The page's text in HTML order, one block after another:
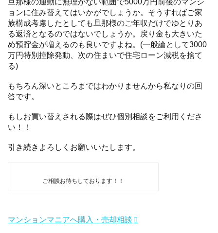
ョンに住み替えてはいかがでしょうか。そうすればご家
族構成考慮したとしても旦那様のご年収だけでゆとりあ
る返済となるのではないでしょうか。戻り金も大きいた
め預貯金が増えるのも良いですよね。(一般論として3000
万円特別控除発動、次の住まいで住宅ローン減税を捨て
る)
もちろん深いところまではわかりませんから私なりの回
答です。
もしお買い替えされる際はぜひ個別相談をご利用くださ
い！！
引き続きよろしくお願いいたします。
ご相談お待ちしております！！
マンションマニアへ購入・売却相談